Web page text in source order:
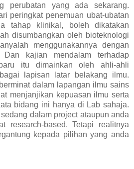
perubatan yang ada sekarang.
peringkat penemuan ubat-ubatan
tahap klinikal, boleh dikatakan
disumbangkan oleh bioteknologi
menggunakannya dengan
kajian mendalam terhadap
itu dimainkan oleh ahli-ahli
lapisan latar belakang ilmu.
dalam lapangan ilmu sains
menjanjikan kepuasan ilmu serta
bidang ini hanya di Lab sahaja.
dalam project ataupun anda
research-based. Tetapi realitnya
kepada pilihan yang anda